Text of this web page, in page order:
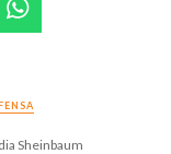
Sheinbaum